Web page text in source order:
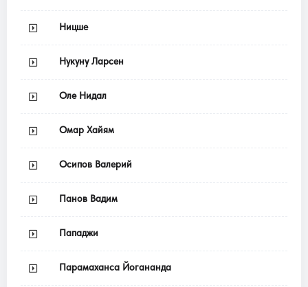
Ницше
Нукуну Ларсен
Оле Нидал
Омар Хайям
Осипов Валерий
Панов Вадим
Пападжи
Парамаханса Йогананда